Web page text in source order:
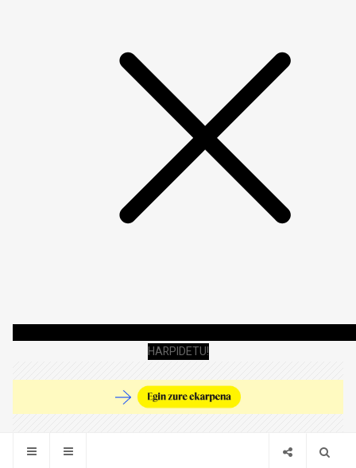
HARPIDETU!